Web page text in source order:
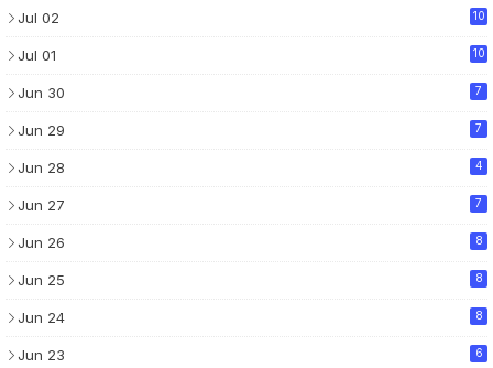
Jul 02 10
Jul 01 10
Jun 30 7
Jun 29 7
Jun 28 4
Jun 27 7
Jun 26 8
Jun 25 8
Jun 24 8
Jun 23 6